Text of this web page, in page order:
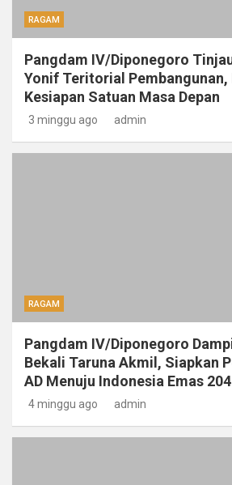
RAGAM
Pangdam IV/Diponegoro
Yonif Teritorial Pembangunan,
Kesiapan Satuan Masa Depan
3 minggu ago admin
RAGAM
Pangdam IV/Diponegoro
Bekali Taruna Akmil, Siapkan
AD Menuju Indonesia Emas
4 minggu ago admin